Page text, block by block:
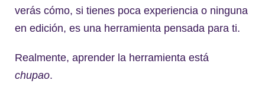
verás cómo, si tienes poca experiencia o ninguna
en edición, es una herramienta pensada para ti.
Realmente, aprender la herramienta está
chupao.